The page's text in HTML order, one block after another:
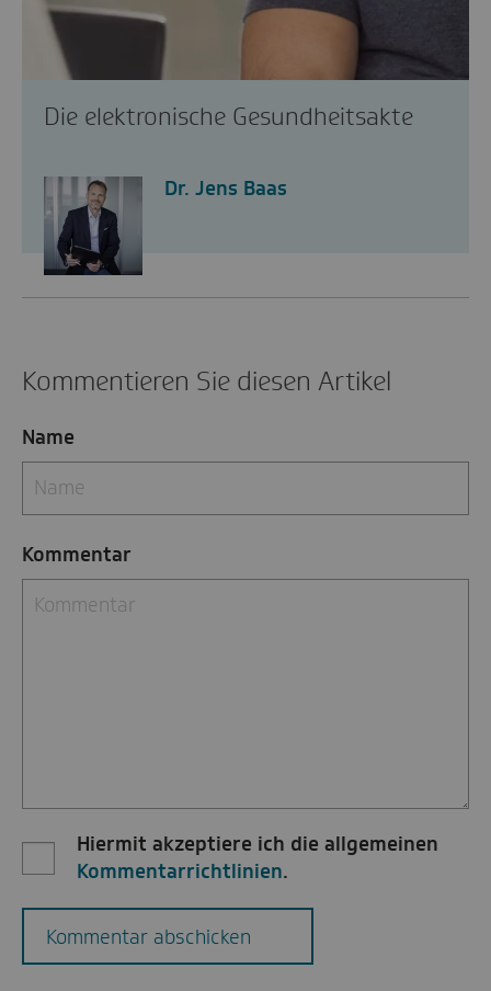
Die elektronische Gesundheitsakte
Dr. Jens Baas
Kommentieren Sie diesen Artikel
Name
Kommentar
Hiermit akzeptiere ich die allgemeinen
Kommentarrichtlinien.
Kommentar abschicken